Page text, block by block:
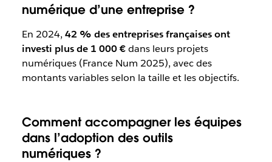
numérique d’une entreprise ?
En 2024, 42 % des entreprises françaises ont
investi plus de 1 000 €dans leurs projets
numériques (France Num 2025), avec des
montants variables selon la taille et les objectifs.
Comment accompagner les équipes
dans l’adoption des outils
numériques ?